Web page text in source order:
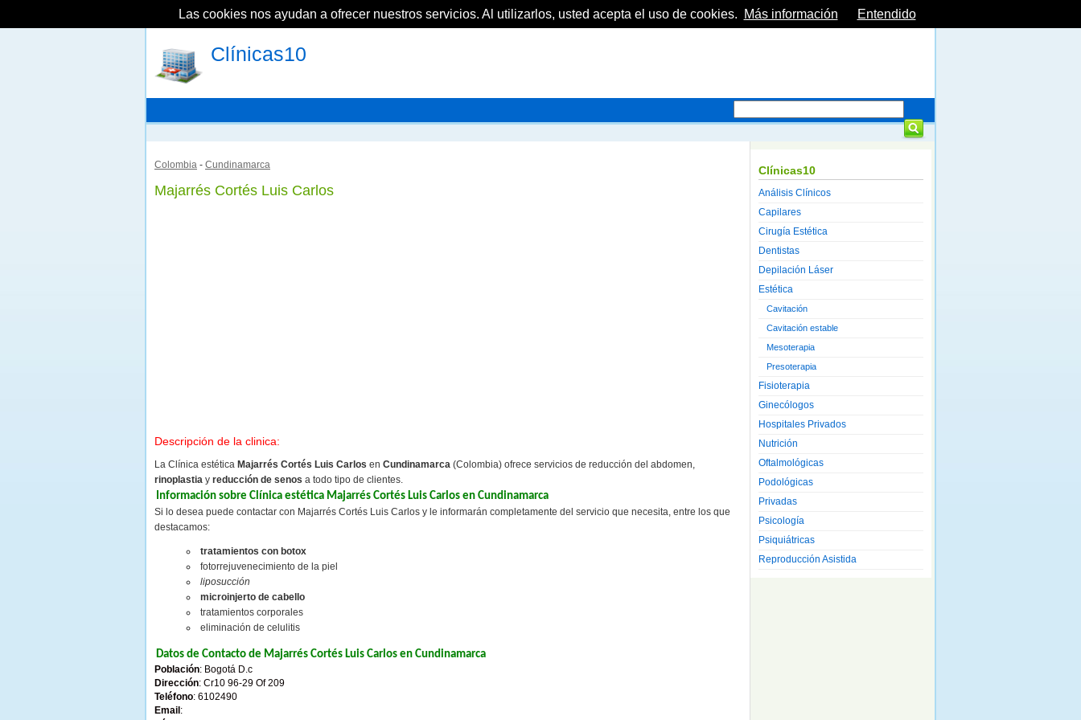
Clínicas10
Colombia - Cundinamarca
Majarrés Cortés Luis Carlos
Descripción de la clinica:
La Clínica estética Majarrés Cortés Luis Carlos en Cundinamarca (Colombia) ofrece servicios de reducción del abdomen,
rinoplastia y reducción de senos a todo tipo de clientes.
Información sobre Clínica estética Majarrés Cortés Luis Carlos en Cundinamarca
Si lo desea puede contactar con Majarrés Cortés Luis Carlos y le informarán completamente del servicio que necesita, entre los que
destacamos:
tratamientos con botox
fotorrejuvenecimiento de la piel
liposucción
microinjerto de cabello
tratamientos corporales
eliminación de celulitis
Datos de Contacto de Majarrés Cortés Luis Carlos en Cundinamarca
Población: Bogotá D.c
Dirección: Cr10 96-29 Of 209
Teléfono: 6102490
Email :
Clínicas10
Análisis Clínicos
Capilares
Cirugía Estética
Dentistas
Depilación Láser
Estética
Cavitación
Cavitación estable
Mesoterapia
Presoterapia
Fisioterapia
Ginecólogos
Hospitales Privados
Nutrición
Oftalmológicas
Podológicas
Privadas
Psicología
Psiquiátricas
Reproducción Asistida
Las cookies nos ayudan a ofrecer nuestros servicios. Al utilizarlos, usted acepta el uso de cookies. Más información Entendido